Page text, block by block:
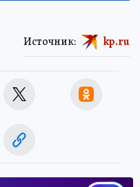
Источник: kp.ru